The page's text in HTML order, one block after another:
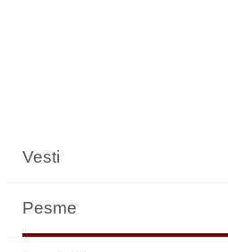
Vesti
Pesme